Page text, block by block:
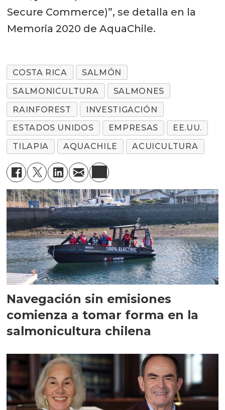
Secure Commerce)”, se detalla en la
Memoria 2020 de AquaChile.
COSTA RICA
SALMÓN
SALMONICULTURA
SALMONES
RAINFOREST
INVESTIGACIÓN
ESTADOS UNIDOS
EMPRESAS
EE.UU.
TILAPIA
AQUACHILE ACUICULTURA
Navegación sin emisiones
comienza a tomar forma en la
salmonicultura chilena